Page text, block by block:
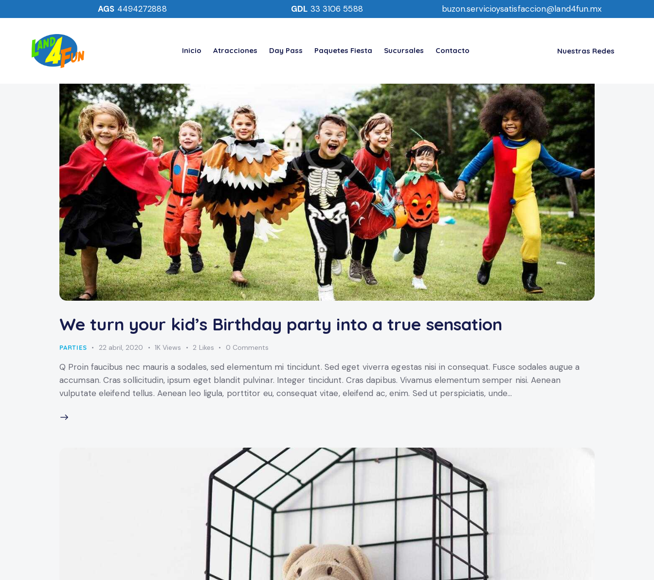
AGS 4494272888 GDL 33 3106 5588 buzon.servicioysatisfaccion@land4fun.mx
Inicio Atracciones Day Pass Paquetes Fiesta Sucursales Contacto Nuestras Redes
We turn your kid’s Birthday party into a true sensation
PARTIES 22 abril, 2020 1K Views 2 Likes 0 Comments
Q Proin faucibus nec mauris a sodales, sed elementum mi tincidunt. Sed eget viverra egestas nisi in consequat. Fusce sodales augue a
accumsan. Cras sollicitudin, ipsum eget blandit pulvinar. Integer tincidunt. Cras dapibus. Vivamus elementum semper nisi. Aenean
vulputate eleifend tellus. Aenean leo ligula, porttitor eu, consequat vitae, eleifend ac, enim. Sed ut perspiciatis, unde…